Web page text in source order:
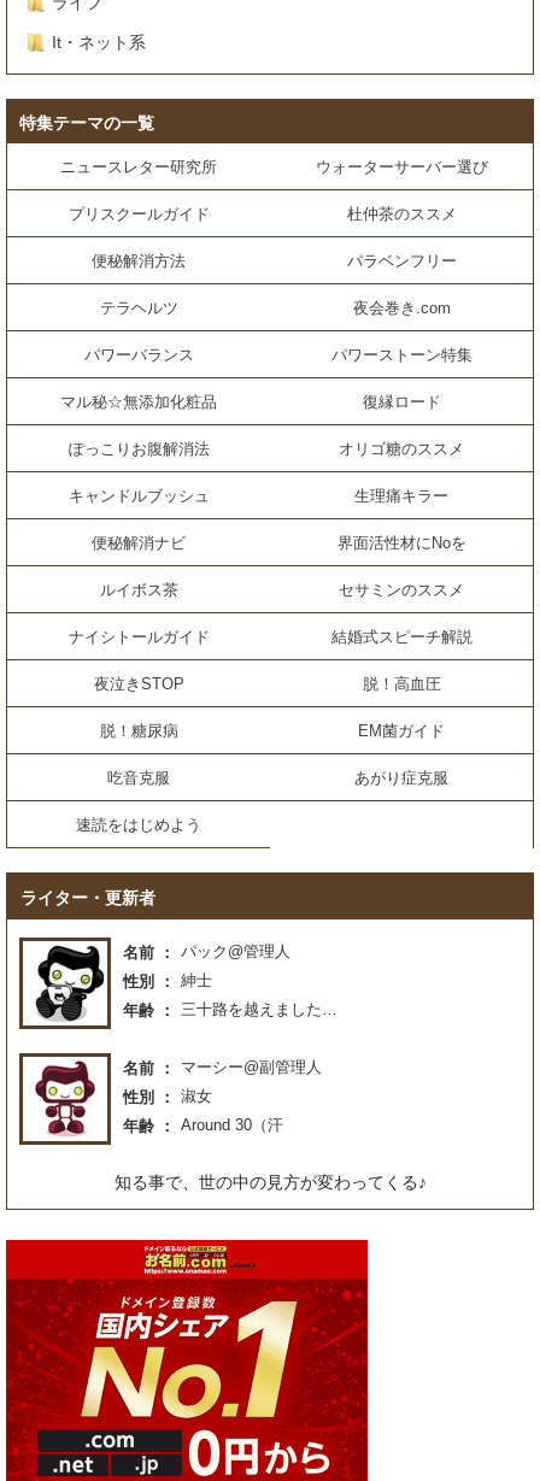
It・ネット系
特集テーマの一覧
ニュースレター研究所 ウォーターサーバー選び
プリスクールガイド 杜仲茶のススメ
便秘解消方法 パラベンフリー
テラヘルツ 夜会巻き.com
パワーバランス パワーストーン特集
マル秘☆無添加化粧品 復縁ロード
ぽっこりお腹解消法 オリゴ糖のススメ
キャンドルブッシュ 生理痛キラー
便秘解消ナビ 界面活性材にNoを
ルイボス茶 セサミンのススメ
ナイシトールガイド 結婚式スピーチ解説
夜泣きSTOP 脱！高血圧
脱！糖尿病 EM菌ガイド
吃音克服 あがり症克服
速読をはじめよう
ライター・更新者
名前
パック@管理人
性別
紳士
年齢
三十路を越えました…
名前
マーシー@副管理人
性別
淑女
年齢
Around 30（汗
知る事で、世の中の見方が変わってくる♪